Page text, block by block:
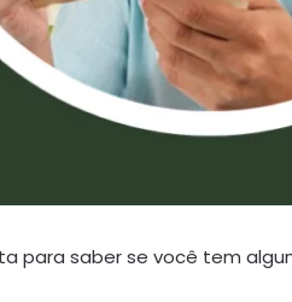
para saber se você tem